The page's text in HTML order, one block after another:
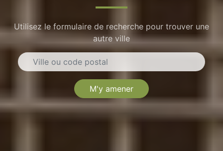
Utilisez le formulaire de recherche pour trouver une
autre ville
M'y amener